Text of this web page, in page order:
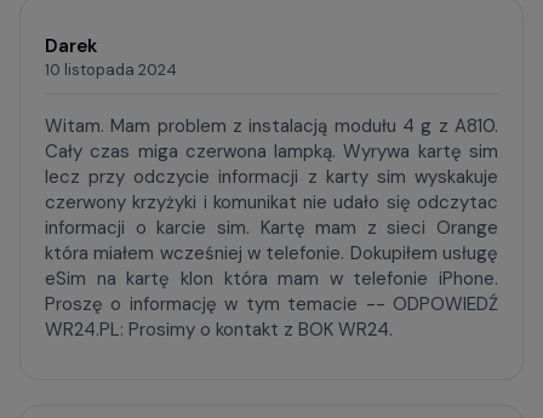
Darek
10 listopada 2024
Witam. Mam problem z instalacją modułu 4 g z A810.
Cały czas miga czerwona lampką. Wyrywa kartę sim
lecz przy odczycie informacji z karty sim wyskakuje
czerwony krzyżyki i komunikat nie udało się odczytac
informacji o karcie sim. Kartę mam z sieci Orange
która miałem wcześniej w telefonie. Dokupiłem usługę
eSim na kartę klon która mam w telefonie iPhone.
Proszę o informację w tym temacie -- ODPOWIEDŹ
WR24.PL: Prosimy o kontakt z BOK WR24.